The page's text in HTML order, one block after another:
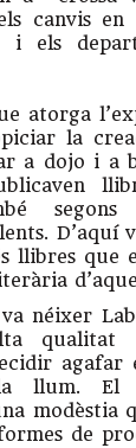
canvis
i els
atorga
la
a dojo i a
D’aquí
llibres que
néixer
qualitat
llum. El
modèstia
de